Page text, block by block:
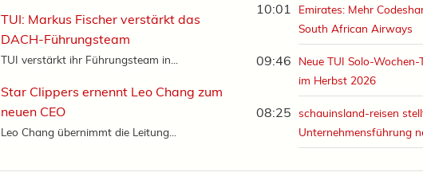
10:01
Emirates: Mehr
South African Airways
09:46
Neue TUI Solo-Wochen-
im Herbst 2026
08:25
schauinsland-reisen
Unternehmensführung
TUI: Markus Fischer verstärkt das
DACH-Führungsteam
TUI verstärkt ihr Führungsteam in...
Star Clippers ernennt Leo Chang zum
neuen CEO
Leo Chang übernimmt die Leitung...